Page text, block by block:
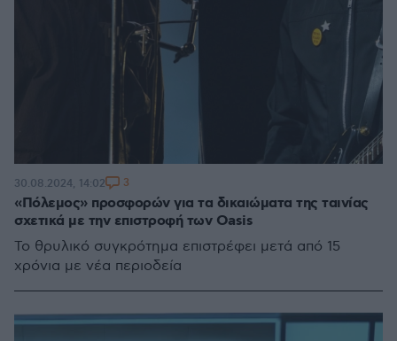
«Πόλεμος» προσφορών για τα δικαιώματα της ταινίας
σχετικά με την επιστροφή των Oasis
Το θρυλικό συγκρότημα επιστρέφει μετά από 15
χρόνια με νέα περιοδεία
30.08.2024, 14:02 3